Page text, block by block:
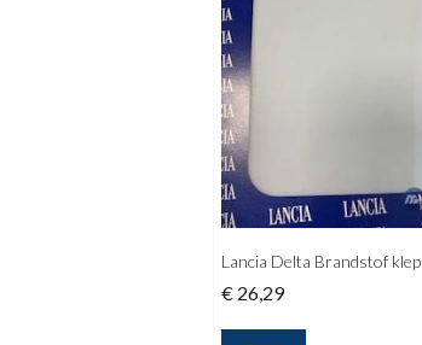
Lancia Delta Brandstof klep
€ 26,29